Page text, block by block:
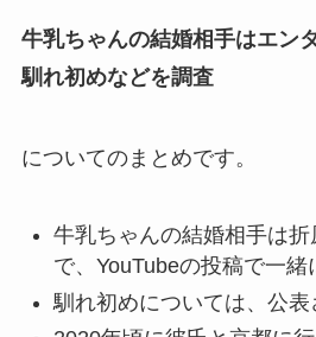
牛乳ちゃんの結婚相手はエン
馴れ初めなどを調査
についてのまとめです。
牛乳ちゃんの結婚相手は
で、YouTubeの投稿で一緒
馴れ初めについては、公